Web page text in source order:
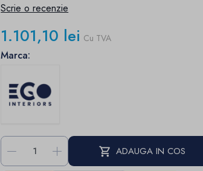
Scrie o recenzie
1.101,10 lei Cu TVA
Marca:
- + ADAUGA IN COS